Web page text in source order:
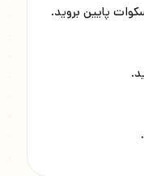
پایین بروید.